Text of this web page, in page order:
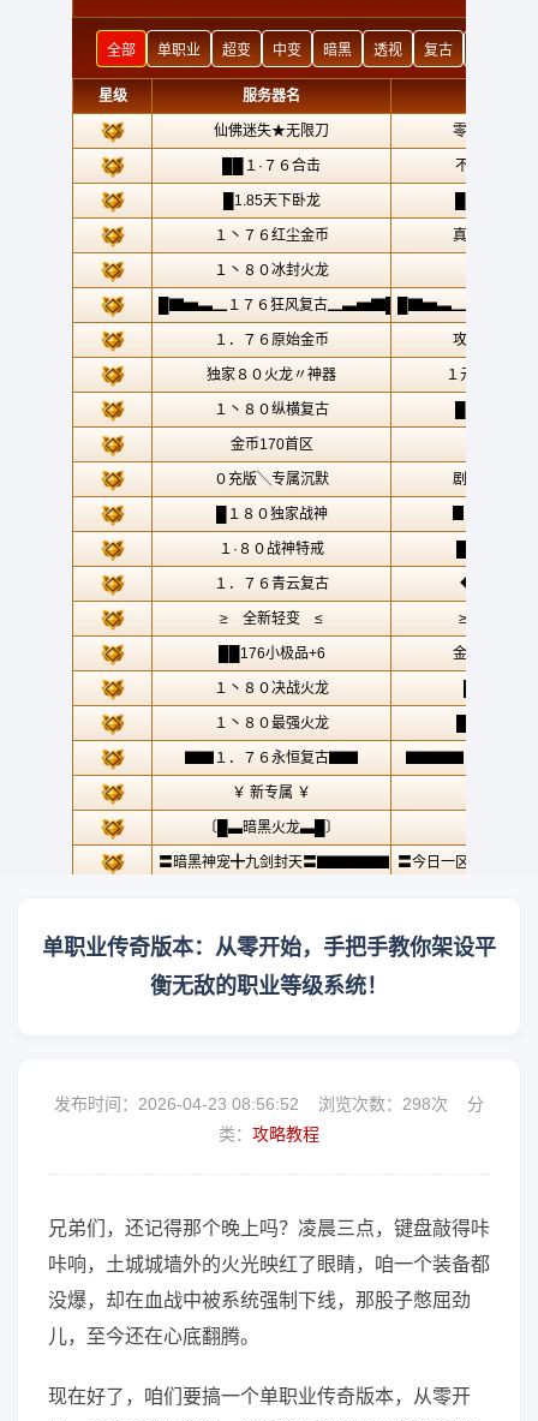
单职业传奇版本：从零开始，手把手教你架设平
衡无敌的职业等级系统！
发布时间：2026-04-23 08:56:52 浏览次数： 298次 分
类： 攻略教程
兄弟们，还记得那个晚上吗？凌晨三点，键盘敲得咔
咔响，土城城墙外的火光映红了眼睛，咱一个装备都
没爆，却在血战中被系统强制下线，那股子憋屈劲
儿，至今还在心底翻腾。
现在好了，咱们要搞一个单职业传奇版本，从零开